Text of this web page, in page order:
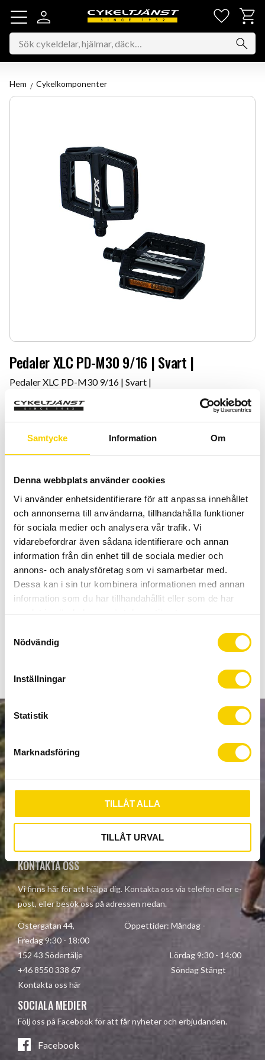
Samtycke Information Om
Denna webbplats använder cookies
Vi använder enhetsidentifierare för att anpassa innehållet
och annonserna till användarna, tillhandahålla funktioner
för sociala medier och analysera vår trafik. Vi
vidarebefordrar även sådana identifierare och annan
information från din enhet till de sociala medier och
annons- och analysföretag som vi samarbetar med.
Dessa kan i sin tur kombinera informationen med annan
information som du har tillhandahållit eller som de har
samlat in när du har använt deras tjänster.
c
k
s
v
a
l
Nödvändig
Inställningar
Statistik
Marknadsföring
TILLÅT ALLA
TILLÅT URVAL
Meny
Hem Cykelkomponenter
Pedaler XLC PD-M30 9/16 | Svart |
Pedaler XLC PD-M30 9/16 | Svart |
299:-
Antal
+
-
KÖP
Certifierad cykelservice & Shimano Service Center
Allt inom cykel på ett ställe
Kunnig personal och hög kundnöjdhet
Lagerstatus
Beställningsvara
Artikelnr
2501813660
Flatpedal för MTB/BMX.
PRENUMERERA
Dina personuppgifter behandlas i enlighet med vår
integritetspolicy
KONTAKTA OSS
Vi finns här för att hjälpa dig. Kontakta oss via telefon eller e-
post, eller besök oss på adressen nedan.
Östergatan 44, Öppettider: Måndag -
Fredag 9:30 - 18:00
152 43 Södertälje Lördag 9:30 - 14:00
+46 8550 338 67 Söndag Stängt
Kontakta oss här
SOCIALA MEDIER
Följ oss på Facebook för att får nyheter och erbjudanden.
Facebook